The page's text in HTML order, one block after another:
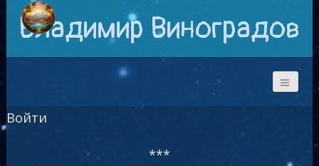
Владимир Виноградов
Войти
***